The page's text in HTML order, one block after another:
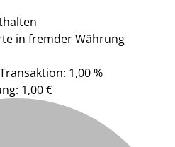
in fremder Währung
1,00 %
1,00 €